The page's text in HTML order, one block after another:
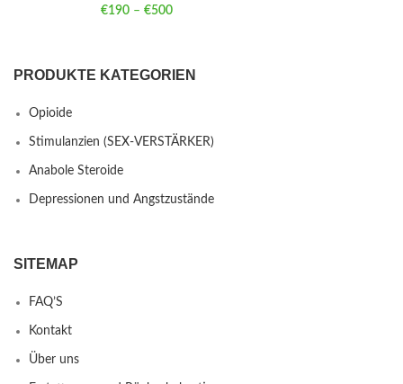
€190 – €500
PRODUKTE KATEGORIEN
Opioide
Stimulanzien (SEX-VERSTÄRKER)
Anabole Steroide
Depressionen und Angstzustände
SITEMAP
FAQ’S
Kontakt
Über uns